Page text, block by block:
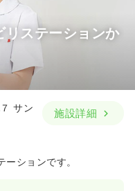
リステーションか
サン
施設詳細
ションです。